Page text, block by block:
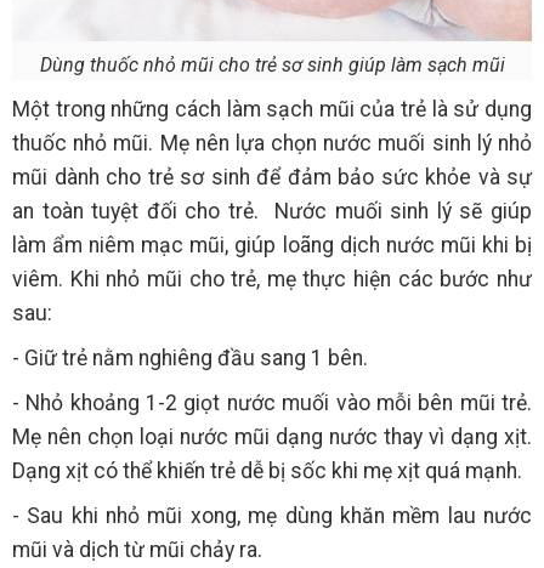
Dùng thuốc nhỏ mũi cho trẻ sơ sinh giúp làm sạch mũi
Một trong những cách làm sạch mũi của trẻ là sử dụng
thuốc nhỏ mũi. Mẹ nên lựa chọn nước muối sinh lý nhỏ
mũi dành cho trẻ sơ sinh để đảm bảo sức khỏe và sự
an toàn tuyệt đối cho trẻ. Nước muối sinh lý sẽ giúp
làm ẩm niêm mạc mũi, giúp loãng dịch nước mũi khi bị
viêm. Khi nhỏ mũi cho trẻ, mẹ thực hiện các bước như
sau:
- Giữ trẻ nằm nghiêng đầu sang 1 bên.
- Nhỏ khoảng 1-2 giọt nước muối vào mỗi bên mũi trẻ.
Mẹ nên chọn loại nước mũi dạng nước thay vì dạng xịt.
Dạng xịt có thể khiến trẻ dễ bị sốc khi mẹ xịt quá mạnh.
- Sau khi nhỏ mũi xong, mẹ dùng khăn mềm lau nước
mũi và dịch từ mũi chảy ra.